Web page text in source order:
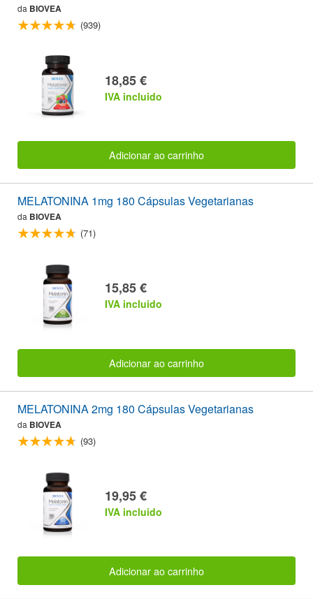
da BIOVEA
(939)
18,85 €
IVA incluido
Adicionar ao carrinho
MELATONINA 1mg 180 Cápsulas Vegetarianas
da BIOVEA
(71)
15,85 €
IVA incluido
Adicionar ao carrinho
MELATONINA 2mg 180 Cápsulas Vegetarianas
da BIOVEA
(93)
19,95 €
IVA incluido
Adicionar ao carrinho